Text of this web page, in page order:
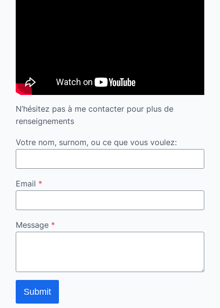
N’hésitez pas à me contacter pour plus de
renseignements
Votre nom, surnom, ou ce que vous voulez:
Email *
Message *
Submit